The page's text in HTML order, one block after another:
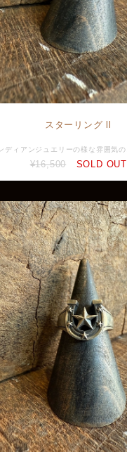
スターリング ll
¥16,500 SOLD OUT